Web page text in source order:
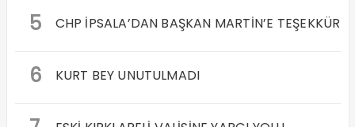
5 CHP İPSALA’DAN BAŞKAN MARTİN’E TEŞEKKÜR
6 KURT BEY UNUTULMADI